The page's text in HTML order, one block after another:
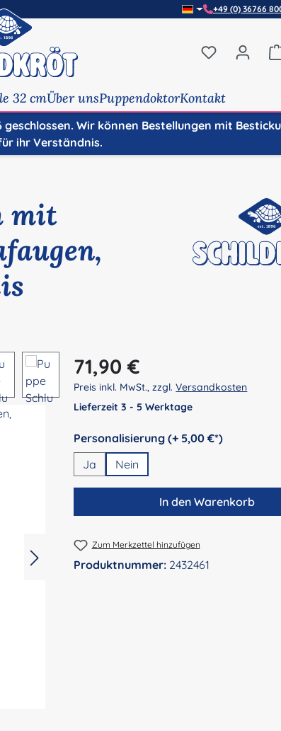
+49 (0) 36766
Du hast 0
32 cmÜber unsPuppendoktorKontakt
Wir können Bestellungen mit
ihr Verständnis.
mit
Regulärer Preis:
71,90 €
Preis inkl. MwSt., zzgl.Versandkosten
Lieferzeit 3 - 5 Werktage
Personalisierung (+ 5,00 €*)auswählen
Ja
Nein
In den Warenkorb
Zum Merkzettel hinzufügen
Produktnummer: 2432461